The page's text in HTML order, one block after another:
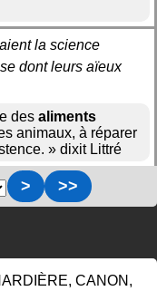
la science
dont leurs aïeux
des aliments
animaux, à réparer
» dixit Littré
> >>
CANON,